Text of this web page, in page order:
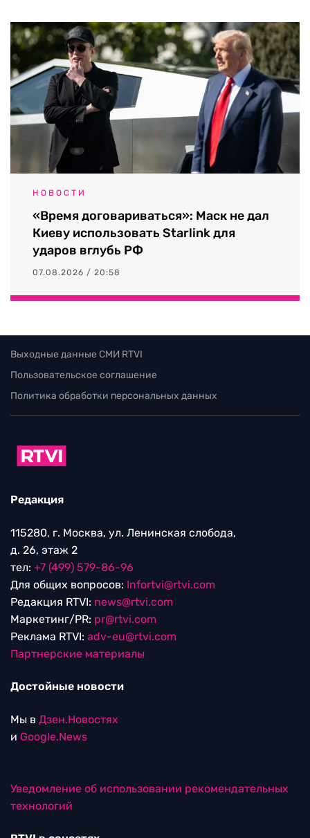
НОВОСТИ
«Время договариваться»: Маск не дал
Киеву использовать Starlink для
ударов вглубь РФ
07.08.2026 / 20:58
Выходные данные СМИ RTVI
Пользовательское соглашение
Политика обработки персональных данных
Редакция
115280, г. Москва, ул. Ленинская слобода,
д. 26, этаж 2
тел: +7 (499) 579-86-96
Для общих вопросов: Infortvi@rtvi.com
Редакция RTVI: news@rtvi.com
Маркетинг/PR: pr@rtvi.com
Реклама RTVI: adv-eu@rtvi.com
Партнерские материалы
Достойные новости
Мы в Дзен.Новостях
и Google.News
Уведомление об использовании рекомендательных
технологий